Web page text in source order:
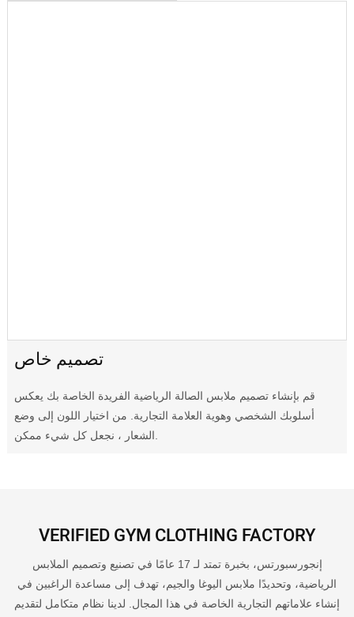
تصميم خاص
قم بإنشاء تصميم ملابس الصالة الرياضية الفريدة الخاصة بك يعكس
أسلوبك الشخصي وهوية العلامة التجارية. من اختيار اللون إلى وضع
VERIFIED GYM CLOTHING FACTORY
إنجورسبورتس، بخبرة تمتد لـ 17 عامًا في تصنيع وتصميم الملابس
الرياضية، وتحديدًا ملابس اليوغا والجيم، تهدف إلى مساعدة الراغبين في
إنشاء علاماتهم التجارية الخاصة في هذا المجال. لدينا نظام متكامل لتقديم